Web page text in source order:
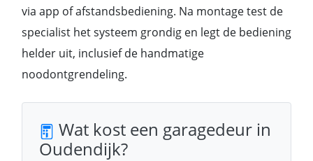
via app of afstandsbediening. Na montage test de
specialist het systeem grondig en legt de bediening
helder uit, inclusief de handmatige
noodontgrendeling.
Wat kost een garagedeur in
Oudendijk?